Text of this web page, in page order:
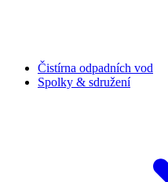
Čistírna odpadních vod
Spolky & sdružení